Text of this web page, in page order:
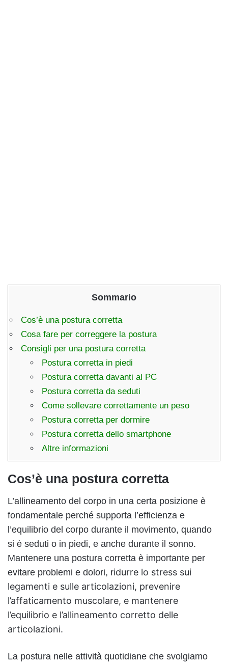
Sommario
Cos’è una postura corretta
Cosa fare per correggere la postura
Consigli per una postura corretta
Postura corretta in piedi
Postura corretta davanti al PC
Postura corretta da seduti
Come sollevare correttamente un peso
Postura corretta per dormire
Postura corretta dello smartphone
Altre informazioni
Cos’è una postura corretta
L’allineamento del corpo in una certa posizione è
fondamentale perché supporta l’efficienza e
l’equilibrio del corpo durante il movimento, quando
si è seduti o in piedi, e anche durante il sonno.
Mantenere una postura corretta è importante per
evitare problemi e dolori, ridurre lo stress sui
legamenti e sulle articolazioni, prevenire
l’affaticamento muscolare, e mantenere
l’equilibrio e l’allineamento corretto delle
articolazioni.
La postura nelle attività quotidiane che svolgiamo